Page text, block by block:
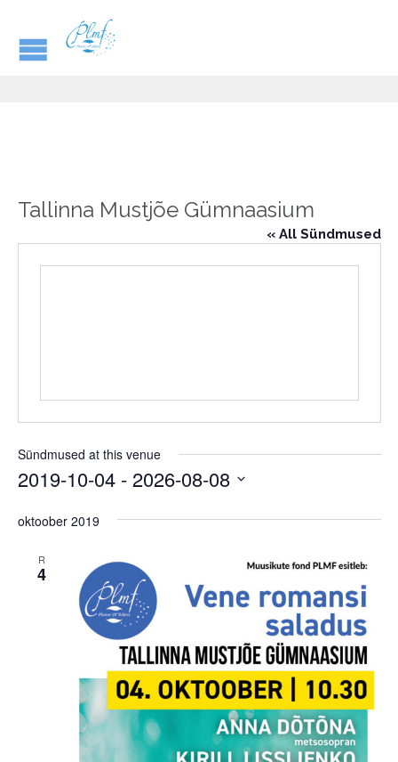
Tallinna Mustjõe Gümnaasium
« All Sündmused
Sündmused at this venue
2019-10-04 - 2026-08-08
date.
oktoober 2019
R
4